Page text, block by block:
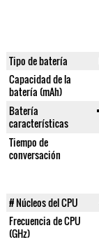
Tipo de batería
Capacidad de la
batería (mAh)
Batería
características
Tiempo de
conversación
# Núcleos del CPU
Frecuencia de CPU
(GHz)